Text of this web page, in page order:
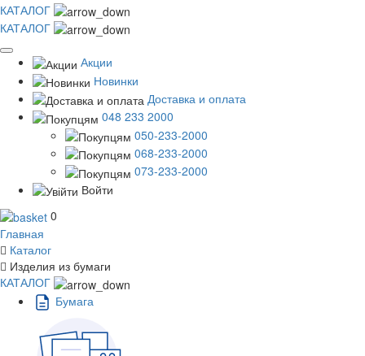
КАТАЛОГ
КАТАЛОГ
Акции
Новинки
Доставка и оплата
048 233 2000
050-233-2000
068-233-2000
073-233-2000
Войти
0
Главная
Каталог
Изделия из бумаги
КАТАЛОГ
Бумага